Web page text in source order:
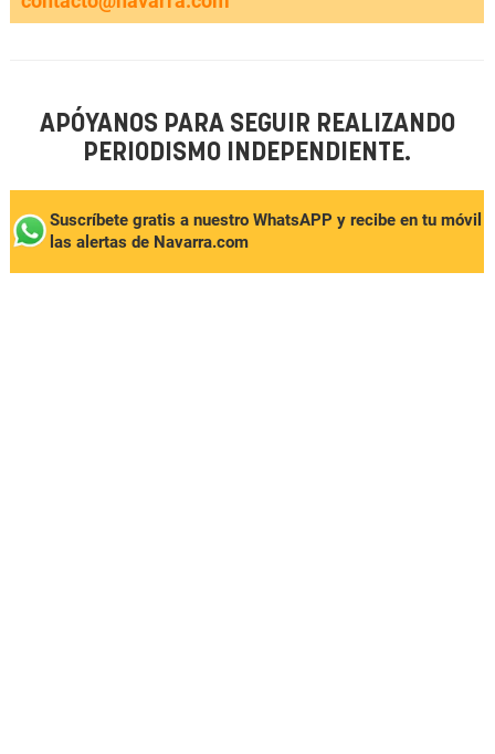
APÓYANOS PARA SEGUIR REALIZANDO
PERIODISMO INDEPENDIENTE.
Suscríbete gratis a nuestro WhatsAPP y recibe en tu móvil
las alertas de Navarra.com